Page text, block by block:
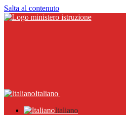
Salta al contenuto
Italiano
Italiano